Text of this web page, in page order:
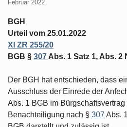
Februar 2022
BGH
Urteil vom 25.01.2022
XI ZR 255/20
BGB § 307 Abs. 1 Satz 1, Abs. 2
Der BGH hat entschieden, dass
Ausschluss der Einrede der
Abs. 1 BGB im
Benachteiligung nach § 307 Abs.